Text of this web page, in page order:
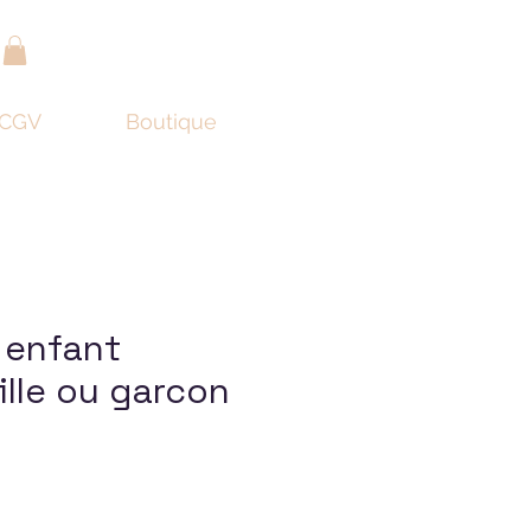
CGV Boutique
ou garcon